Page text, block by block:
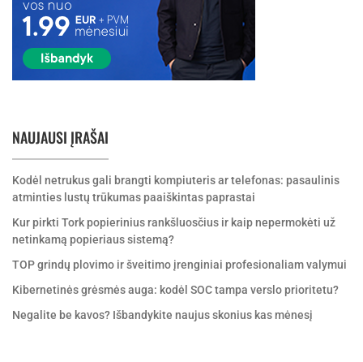
NAUJAUSI ĮRAŠAI
Kodėl netrukus gali brangti kompiuteris ar telefonas: pasaulinis
atminties lustų trūkumas paaiškintas paprastai
Kur pirkti Tork popierinius rankšluosčius ir kaip nepermokėti už
netinkamą popieriaus sistemą?
TOP grindų plovimo ir šveitimo įrenginiai profesionaliam valymui
Kibernetinės grėsmės auga: kodėl SOC tampa verslo prioritetu?
Negalite be kavos? Išbandykite naujus skonius kas mėnesį